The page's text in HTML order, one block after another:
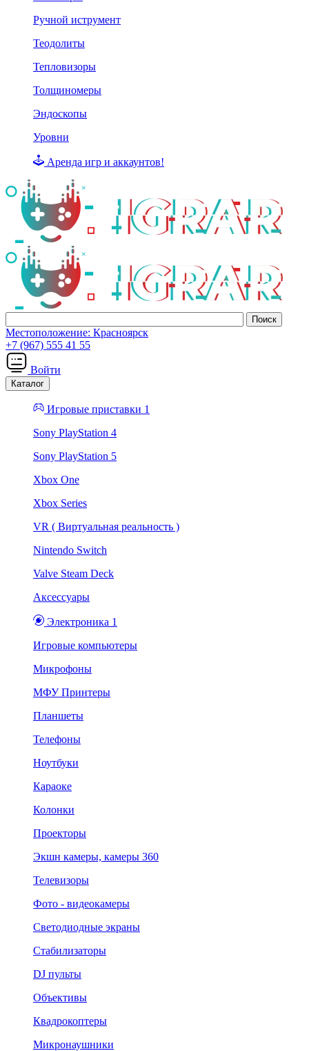
Ручной иструмент
Теодолиты
Тепловизоры
Толщиномеры
Эндоскопы
Уровни
Аренда игр и аккаунтов!
Местоположение: Красноярск
+7 (967) 555 41 55
Войти
Каталог
Игровые приставки 1
Sony PlayStation 4
Sony PlayStation 5
Xbox One
Xbox Series
VR ( Виртуальная реальность )
Nintendo Switch
Valve Steam Deck
Аксессуары
Электроника 1
Игровые компьютеры
Микрофоны
МФУ Принтеры
Планшеты
Телефоны
Ноутбуки
Караоке
Колонки
Проекторы
Экшн камеры, камеры 360
Телевизоры
Фото - видеокамеры
Светодиодные экраны
Стабилизаторы
DJ пульты
Объективы
Квадрокоптеры
Микронаушники